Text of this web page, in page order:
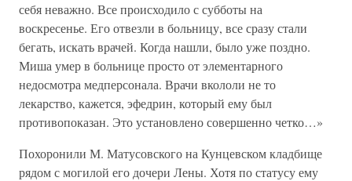
себя неважно. Все происходило с субботы на
воскресенье. Его отвезли в больницу, все сразу стали
бегать, искать врачей. Когда нашли, было уже поздно.
Миша умер в больнице просто от элементарного
недосмотра медперсонала. Врачи вкололи не то
лекарство, кажется, эфедрин, который ему был
противопоказан. Это установлено совершенно четко…»
Похоронили М. Матусовского на Кунцевском кладбище
рядом с могилой его дочери Лены. Хотя по статусу ему